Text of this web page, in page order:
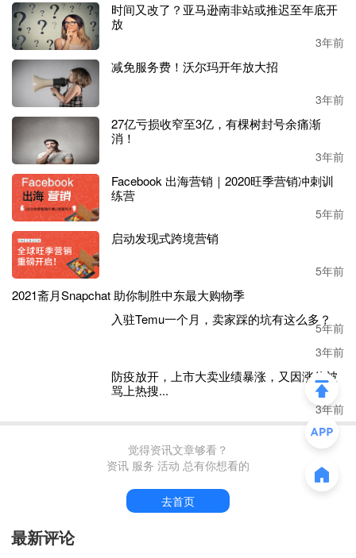
工薪阶层的预算压力已经到达了极限。
亚马逊的一位发言人表示，亚马逊对自己
“有竞争力”的薪酬
感到“自豪”。他说，在伦敦和英国东南部，仓库工人的起薪
是每小时11.45英镑，在其他地区是每小时10.50英镑。
他说，这意味着着自2018年以来亚马逊员工的最低时薪已经
增加了29%
。但工会成员希望获得每小时最低
酬。
双方一直因为这一问题而僵持不下，始终没能达成共识。
其实在美国，亚马逊就一直和工会之间摩擦不断。纽约州斯
塔滕岛一个仓库的8000名工人中，超过一半的人投票要求加
入亚马逊工会，该工会现目前已获得官方认证。然而，亚马
内忧外患之下，亚马逊在新一年里的第一步棋怎么走仍是外
时间又改了？亚马逊南非站或推迟至年底开
放
3年前
减免服务费！沃尔玛开年放大招
3年前
27亿亏损收窄至3亿，有棵树封号余痛渐
消！
3年前
Facebook 出海营销｜2020旺季营销冲刺训
练营
5年前
启动发现式跨境营销
5年前
2021斋月Snapchat 助你制胜中东最大购物季
5年前
入驻Temu一个月，卖家踩的坑有这么多？
3年前
防疫放开，上市大卖业绩暴涨，又因涨价被
资讯 服务 活动 总有你想看的